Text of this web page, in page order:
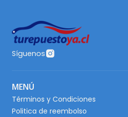
Síguenos
MENÚ
Términos y Condiciones
Politica de reembolso